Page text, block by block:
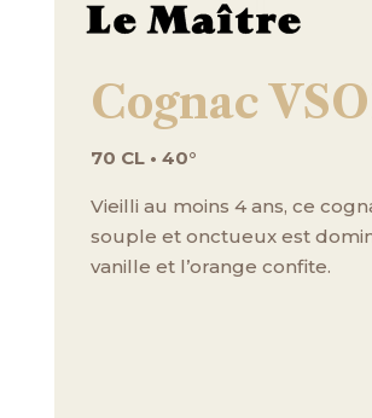
Cognac
70 CL • 40°
Vieilli au moins 4 ans, ce
souple et onctueux est
vanille et l’orange confite.